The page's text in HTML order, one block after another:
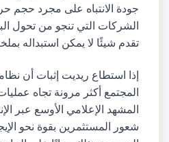
جودة الانتباه على مجرد حجم
الشركات التي تنجو من تحول
تقدم شيئًا لا يمكن استبداله
إذا استطاع ريديت إثبات أن
المجتمع أكثر مرونة تجاه
المشهد الإعلامي الأوسع عبر
شعور المستثمرين بقوة نحو